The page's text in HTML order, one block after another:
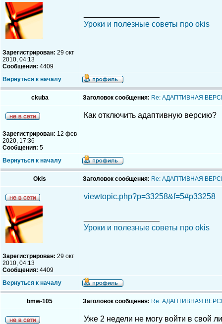
Зарегистрирован: 29 окт
2010, 04:13
Сообщения: 4409
Уроки и полезные советы про okis
Вернуться к началу
ckuba Заголовок сообщения: Re: АДАПТИВНАЯ
Зарегистрирован: 12 фев
2020, 17:36
Сообщения: 5
Как отключить адаптивную версию?
Вернуться к началу
Okis Заголовок сообщения: Re: АДАПТИВНАЯ
Зарегистрирован: 29 окт
2010, 04:13
Сообщения: 4409
viewtopic.php?p=33258&f=5#p33258
Уроки и полезные советы про okis
Вернуться к началу
bmw-105 Заголовок сообщения: Re: АДАПТИВНАЯ
Уже 2 недели не могу войти в свой